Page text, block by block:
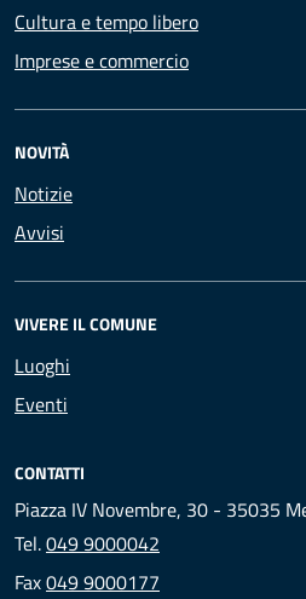
Cultura e tempo libero
Imprese e commercio
NOVITÀ
Notizie
Avvisi
VIVERE IL COMUNE
Luoghi
Eventi
CONTATTI
Piazza IV Novembre, 30 - 35035
Tel.049 9000042
Fax049 9000177